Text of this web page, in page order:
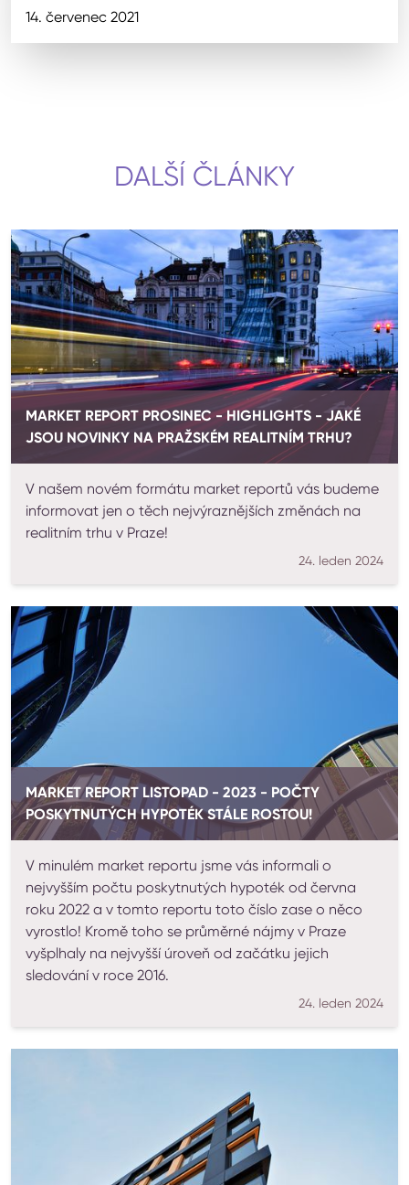
14. červenec 2021
DALŠÍ ČLÁNKY
MARKET REPORT PROSINEC - HIGHLIGHTS - JAKÉ
JSOU NOVINKY NA PRAŽSKÉM REALITNÍM TRHU?
V našem novém formátu market reportů vás budeme
informovat jen o těch nejvýraznějších změnách na
realitním trhu v Praze!
24. leden 2024
MARKET REPORT LISTOPAD - 2023 - POČTY
POSKYTNUTÝCH HYPOTÉK STÁLE ROSTOU!
V minulém market reportu jsme vás informali o
nejvyšším počtu poskytnutých hypoték od června
roku 2022 a v tomto reportu toto číslo zase o něco
vyrostlo! Kromě toho se průměrné nájmy v Praze
vyšplhaly na nejvyšší úroveň od začátku jejich
sledování v roce 2016.
24. leden 2024